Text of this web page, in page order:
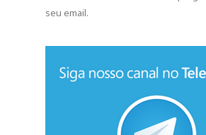
seu email.